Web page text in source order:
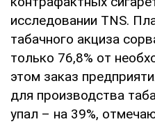
исследовании TNS.
табачного акциза
только 76,8% от
этом заказ
для производства
упал – на 39%,